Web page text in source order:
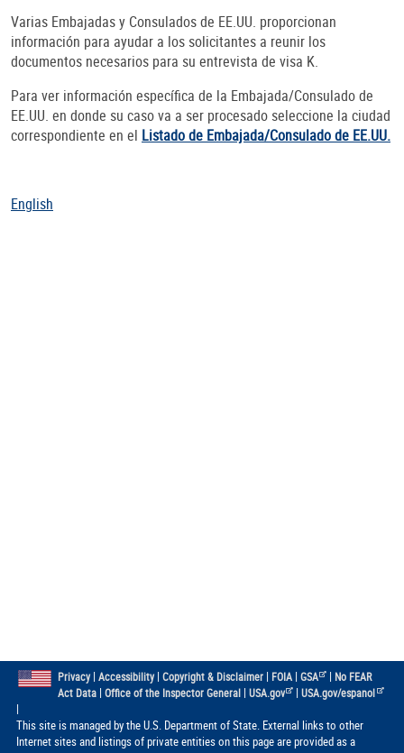
Varias Embajadas y Consulados de EE.UU. proporcionan
información para ayudar a los solicitantes a reunir los
documentos necesarios para su entrevista de visa K.
Para ver información específica de la Embajada/Consulado de
EE.UU. en donde su caso va a ser procesado seleccione la ciudad
correspondiente en el Listado de Embajada/Consulado de EE.UU.
English
Privacy| Accessibility| Copyright & Disclaimer| FOIA| GSA | No FEAR
Act Data| Office of the Inspector General| USA.gov |USA.gov/espanol
|
This site is managed by the U.S. Department of State. External links to other
Internet sites and listings of private entities on this page are provided as a